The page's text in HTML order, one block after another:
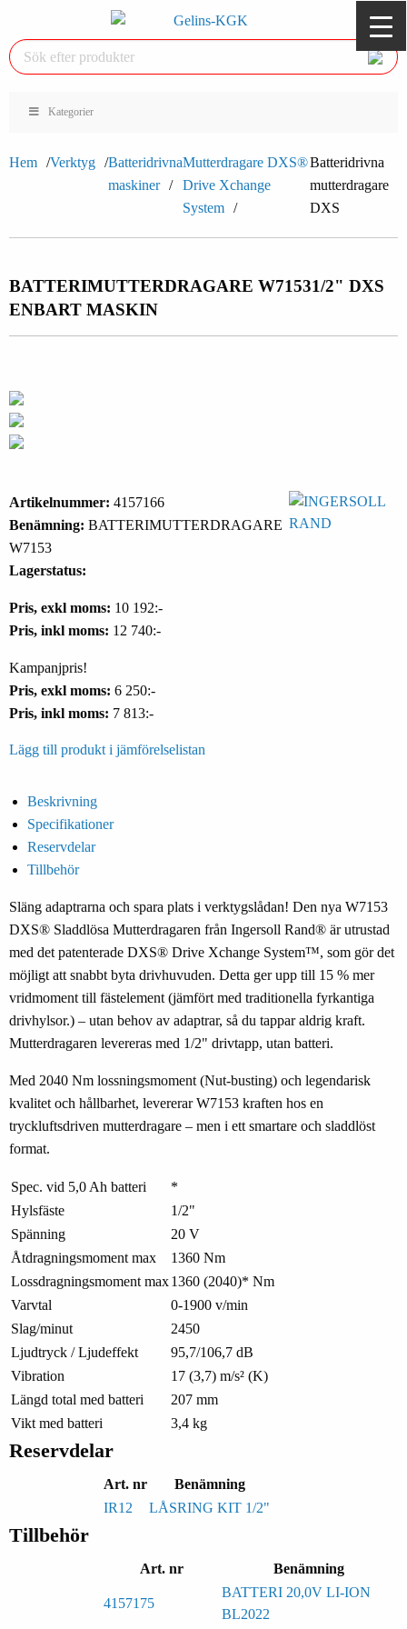
Kategorier
Hem Verktyg
Batteridrivna
maskiner
Mutterdragare DXS®
Drive Xchange
System
Batteridrivna
mutterdragare
DXS
BATTERIMUTTERDRAGARE W71531/2" DXS
ENBART MASKIN
Artikelnummer: 4157166
Benämning: BATTERIMUTTERDRAGARE
W7153
Lagerstatus:
Pris, exkl moms: 10 192:-
Pris, inkl moms: 12 740:-
Kampanjpris!
Pris, exkl moms: 6 250:-
Pris, inkl moms: 7 813:-
Lägg till produkt i jämförelselistan
Beskrivning
Specifikationer
Reservdelar
Tillbehör
Släng adaptrarna och spara plats i verktygslådan! Den nya W7153
DXS® Sladdlösa Mutterdragaren från Ingersoll Rand® är utrustad
med det patenterade DXS® Drive Xchange System™, som gör det
möjligt att snabbt byta drivhuvuden. Detta ger upp till 15 % mer
vridmoment till fästelement (jämfört med traditionella fyrkantiga
drivhylsor.) – utan behov av adaptrar, så du tappar aldrig kraft.
Mutterdragaren levereras med 1/2" drivtapp, utan batteri.
Med 2040 Nm lossningsmoment (Nut-busting) och legendarisk
kvalitet och hållbarhet, levererarW7153 kraften hos en
tryckluftsdriven mutterdragare – men i ett smartare och sladdlöst
format.
Spec. vid 5,0 Ah batteri
*
Hylsfäste
1/2"
Spänning
20 V
Åtdragningsmoment max
1360 Nm
Lossdragningsmoment max1360 (2040)* Nm
Varvtal
0-1900 v/min
Slag/minut
2450
Ljudtryck / Ljudeffekt
95,7/106,7 dB
Vibration
17 (3,7) m/s² (K)
Längd total med batteri
207 mm
Vikt med batteri
3,4 kg
Reservdelar
Art. nr
Benämning
IR12
LÅSRING KIT 1/2"
Tillbehör
Art. nr Benämning
4157175
BATTERI 20,0V LI-ION
BL2022